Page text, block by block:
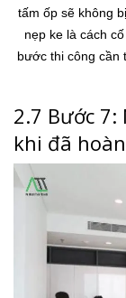
tấm ốp sẽ không
nẹp ke là cách
bước thi công cần
2.7 Bước
khi đã